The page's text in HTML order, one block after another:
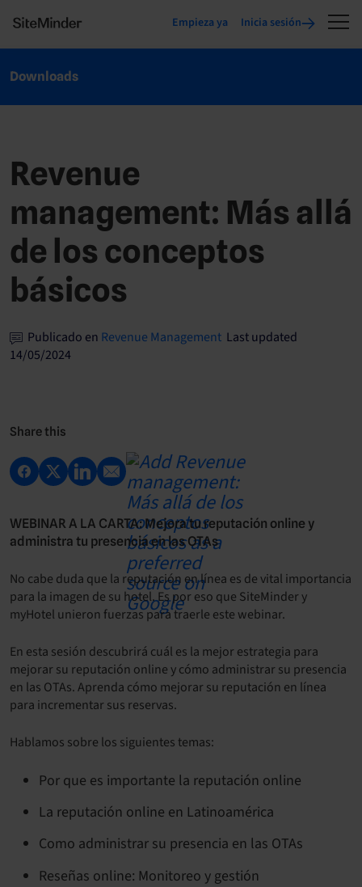
Empieza ya Inicia sesión
Downloads
Revenue
management: Más allá
de los conceptos
básicos
Publicado en Revenue Management Last updated
14/05/2024
Share this
WEBINAR A LA CARTA: Mejora tu reputación online y
administra tu presencia en las OTAs
No cabe duda que la reputación en línea es de vital importancia
para la imagen de su hotel. Es por eso que SiteMinder y
myHotel unieron fuerzas para traerle este webinar.
En esta sesión descubrirá cuál es la mejor estrategia para
mejorar su reputación online y cómo administrar su presencia
en las OTAs.Aprenda cómo mejorar su reputación en línea
para incrementar sus reservas.
Hablamos sobre los siguientes temas:
Por que es importante la reputación online
La reputación online en Latinoamérica
Como administrar su presencia en las OTAs
Reseñas online: Monitoreo y gestión